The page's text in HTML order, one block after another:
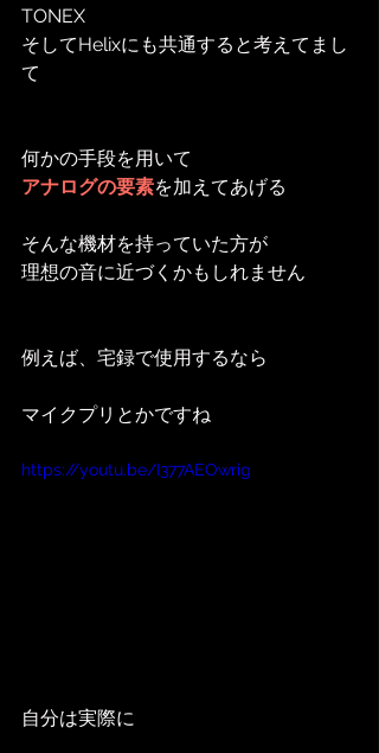
TONEX
そしてHelixにも共通すると考えてまし
て
何かの手段を用いて
アナログの要素を加えてあげる
そんな機材を持っていた方が
理想の音に近づくかもしれません
例えば、宅録で使用するなら
マイクプリとかですね
https://youtu.be/I377AEOwrig
自分は実際に